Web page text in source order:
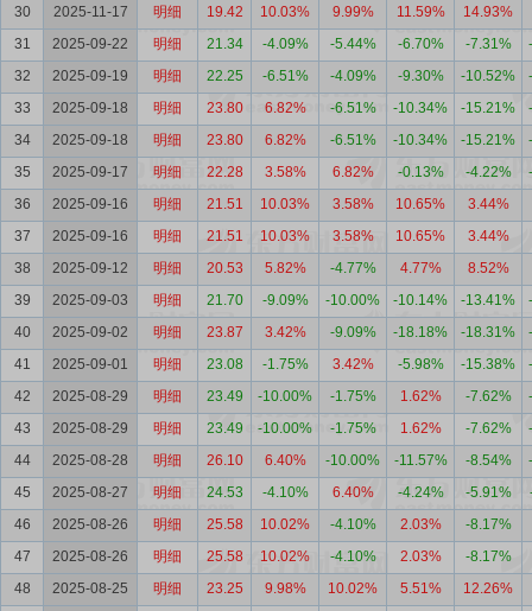
30
2025-11-17 明细 19.42 10.03% 9.99% 11.59%
14.93%
31
2025-09-22 明细 21.34 -4.09% -5.44% -6.70% -7.31%
32
2025-09-19 明细 22.25 -6.51% -4.09% -9.30% -10.52%
33
2025-09-18 明细 23.80 6.82% -6.51% -10.34% -15.21%
34
2025-09-18 明细 23.80 6.82% -6.51% -10.34% -15.21%
35
2025-09-17 明细 22.28 3.58% 6.82% -0.13% -4.22%
36
2025-09-16 明细 21.51 10.03% 3.58% 10.65%
3.44%
37
2025-09-16 明细 21.51 10.03% 3.58% 10.65%
3.44%
38
2025-09-12 明细 20.53 5.82% -4.77% 4.77%
8.52%
39
2025-09-03 明细 21.70 -9.09% -10.00% -10.14% -13.41%
40
2025-09-02 明细 23.87 3.42% -9.09% -18.18% -18.31%
41
2025-09-01 明细 23.08 -1.75% 3.42% -5.98% -15.38%
42
2025-08-29 明细 23.49 -10.00% -1.75% 1.62% -7.62%
43
2025-08-29 明细 23.49 -10.00% -1.75% 1.62% -7.62%
44
2025-08-28 明细 26.10 6.40% -10.00% -11.57% -8.54%
45
2025-08-27 明细 24.53 -4.10% 6.40% -4.24% -5.91%
46
2025-08-26 明细 25.58 10.02% -4.10% 2.03%
-8.17%
47
2025-08-26 明细 25.58 10.02% -4.10% 2.03%
-8.17%
48
2025-08-25 明细 23.25 9.98% 10.02% 5.51%
12.26%